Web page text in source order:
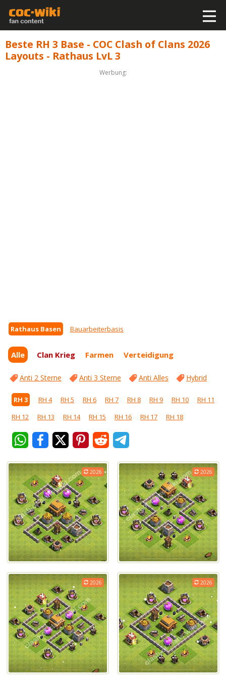
Beste RH 3 Base - COC Clash of Clans 2026
Layouts - Rathaus LvL 3
Werbung:
Rathaus Basen Bauarbeiterbasis
Alle Clan Krieg Farmen Verteidigung
Anti 2 Sterne Anti 3 Sterne Anti Alles Hybrid
RH 3 RH 4 RH 5 RH 6 RH 7 RH 8 RH 9 RH 10
RH 11
RH 12
RH 13 RH 14 RH 15 RH 16 RH 17 RH 18
2026 2026
2026 2026